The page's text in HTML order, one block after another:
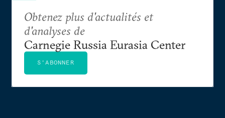
Obtenez plus d'actualités et
d'analyses de
Carnegie Russia Eurasia Center
S'ABONNER